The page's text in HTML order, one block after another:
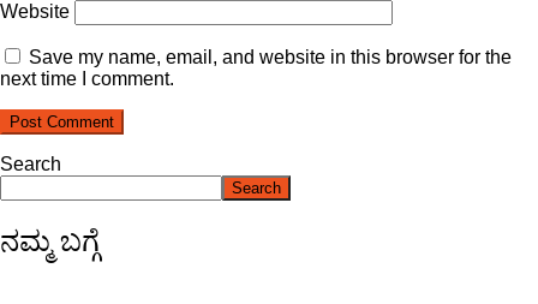
Website
Save my name, email, and website in this browser for the
next time I comment.
Search
Search
ನಮ್ಮ ಬಗ್ಗೆ